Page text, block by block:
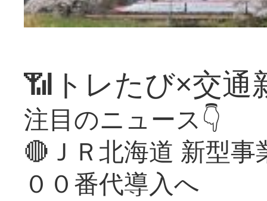
📶トレたび×交通
注目のニュース👇
🔴ＪＲ北海道 新型
００番代導入へ